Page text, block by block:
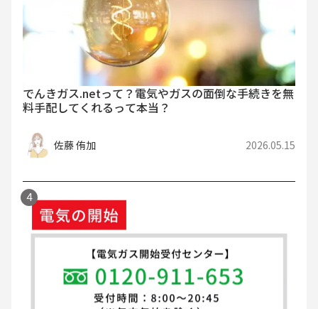
でんきガス.netって？電気やガスの面倒な手続きを無
料手配してくれるって本当？
佐藤 侑加 2026.05.15